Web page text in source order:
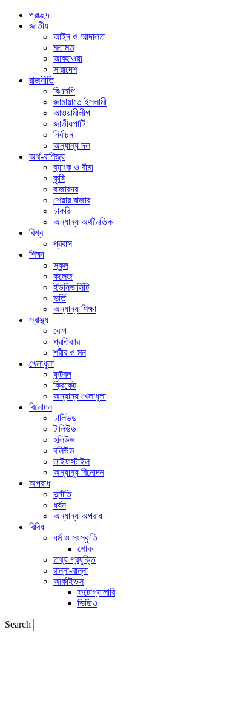
প্রচ্ছদ
জাতীয়
আইন ও আদালত
মতামত
আবহাওয়া
সারাদেশ
রাজনীতি
বিএনপি
জামায়াতে ইসলামী
আওয়ামীলীগ
জাতীয়পার্টি
নির্বাচন
অন্যান্য দল
অর্থ-বাণিজ্য
ব্যাংক ও বীমা
কৃষি
বাজারদর
শেয়ার বাজার
চাকরি
অন্যান্য অর্থনৈতিক
বিশ্ব
প্রবাস
শিক্ষা
স্কুল
কলেজ
ইউনিভার্সিটি
ভর্তি
অন্যান্য শিক্ষা
স্বাস্থ্য
রোগ
প্রতিকার
শরীর ও মন
খেলাধুলা
ফুটবল
ক্রিকেট
অন্যান্য খেলাধুলা
বিনোদন
ঢালিউড
টালিউড
হলিউড
বলিউড
লাইফস্টাইল
অন্যান্য বিনোদন
অপরাধ
দুর্নীতি
ধর্ষন
অন্যান্য অপরাধ
বিবিধ
ধর্ম ও সংস্কৃতি
শোক
তথ্য প্রযুক্তি
রান্না-বান্না
আর্কাইভস
ফটোগ্যালারি
ভিডিও
Search